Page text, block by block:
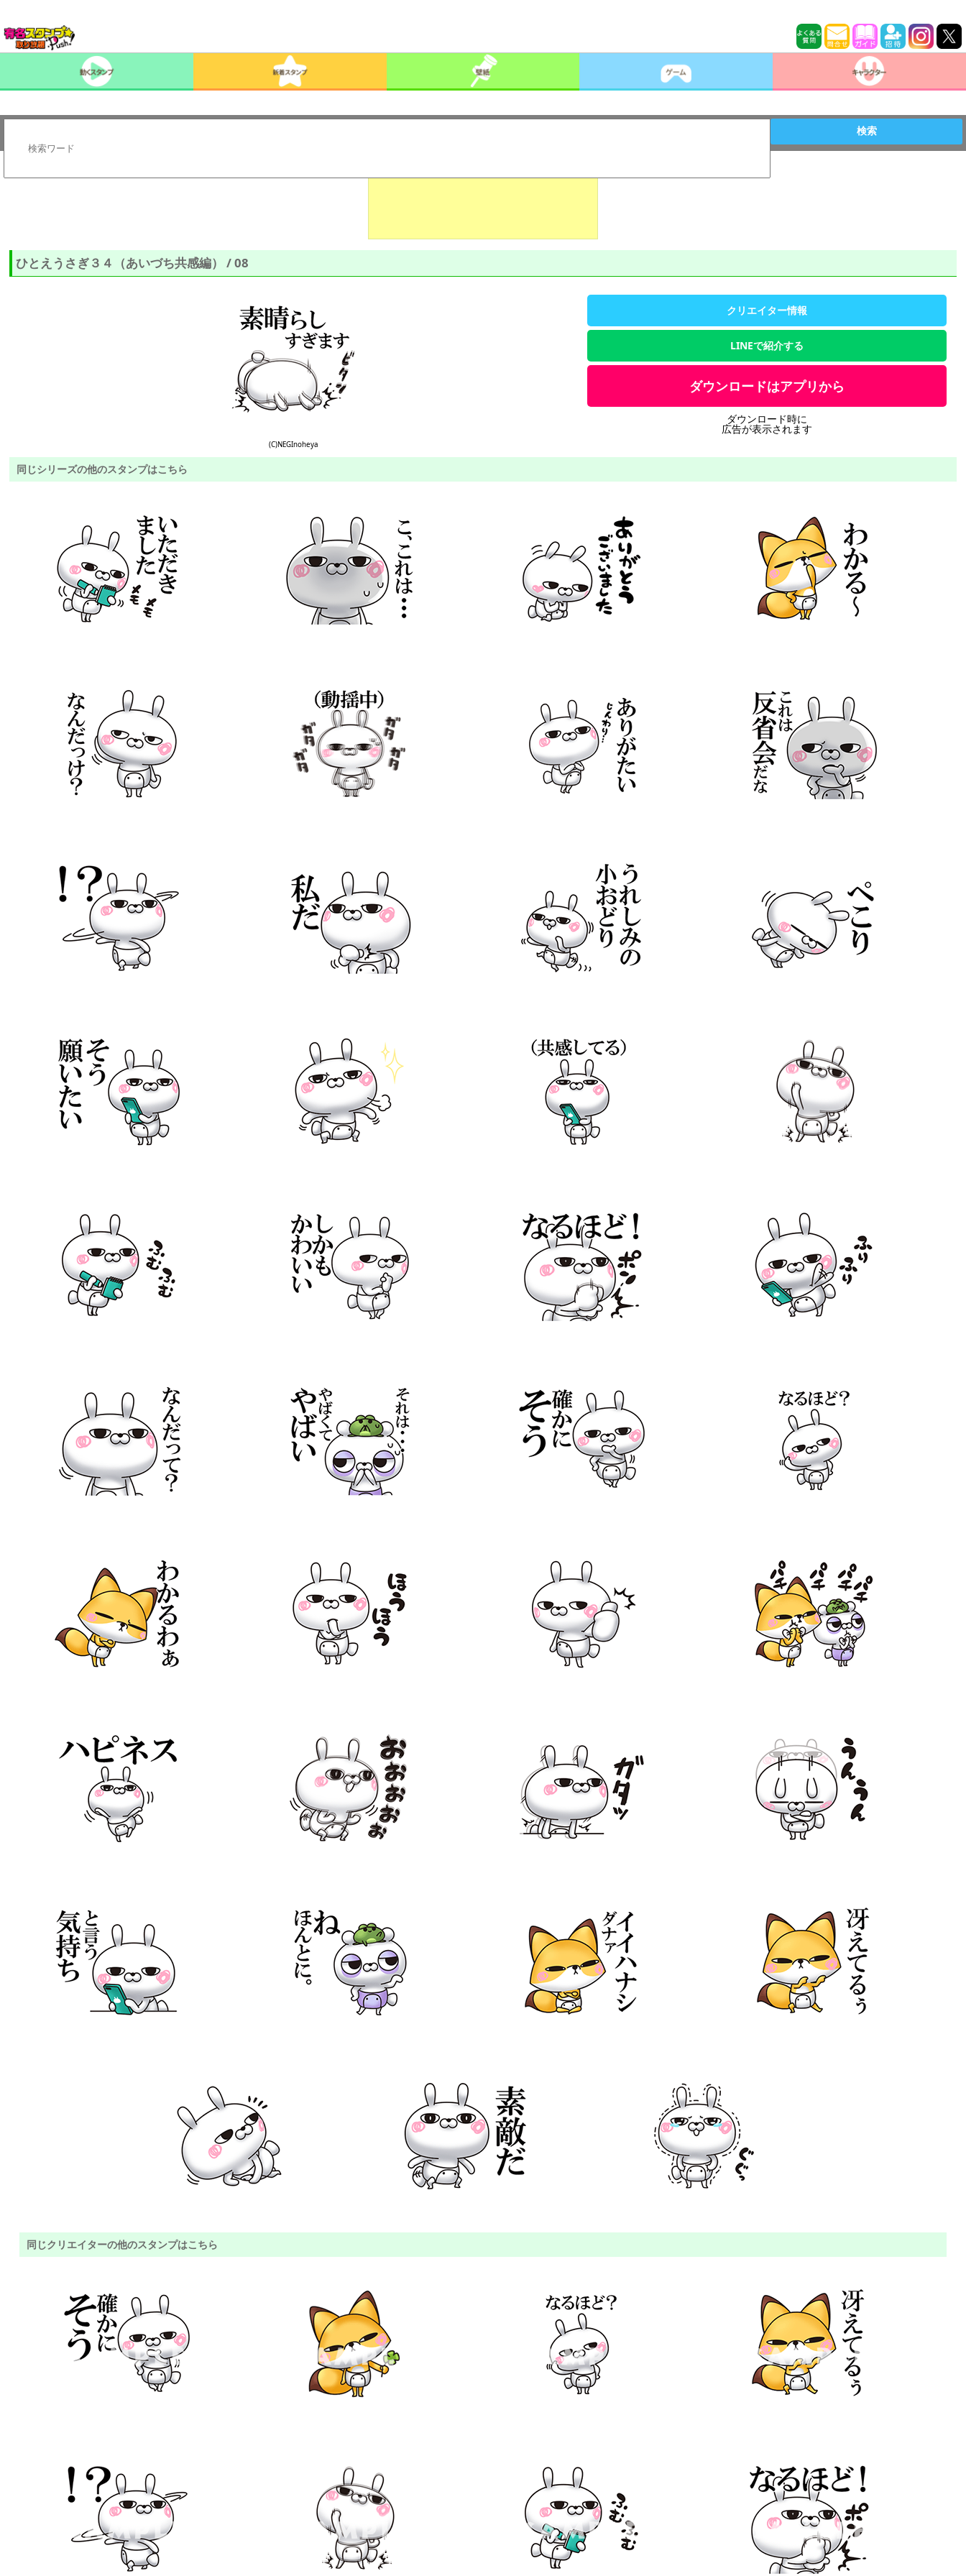
検索
ひとえうさぎ３４（あいづち共感編） / 08
(C)NEGInoheya
クリエイター情報
LINEで紹介する
ダウンロードはアプリから
ダウンロード時に
広告が表示されます
同じシリーズの他のスタンプはこちら
同じクリエイターの他のスタンプはこちら